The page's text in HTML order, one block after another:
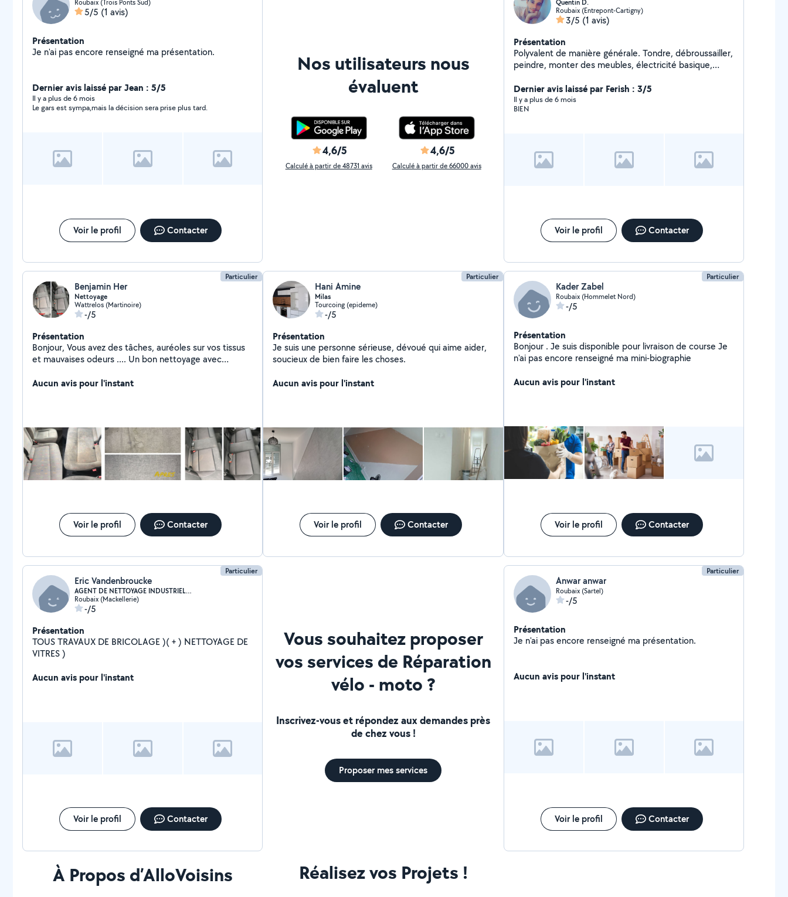
Roubaix (Trois Ponts Sud)
5/5 (1 avis)
Présentation
Je n'ai pas encore renseigné ma présentation.
Dernier avis laissé par Jean : 5/5
Il y a plus de 6 mois
Le gars est sympa,mais la décision sera prise plus tard.
Voir le profil Contacter
Nos utilisateurs nous
évaluent
4,6/5
Calculé à partir de 48731 avis
4,6/5
Calculé à partir de 66000 avis
Quentin D.
Roubaix (Entrepont-Cartigny)
3/5 (1 avis)
Présentation
Polyvalent de manière générale. Tondre, débroussailler,
peindre, monter des meubles, électricité basique,
Dernier avis laissé par Ferish : 3/5
Il y a plus de 6 mois
BIEN
Voir le profil Contacter
Particulier
Benjamin Her
Nettoyage
Wattrelos (Martinoire)
-/5
Présentation
Bonjour, Vous avez des tâches, auréoles sur vos tissus
et mauvaises odeurs .... Un bon nettoyage avec
bien et ravivera les couleurs de vos tissus.
Aucun avis pour l'instant
Voir le profil Contacter
Particulier
Hani Amine
Milas
Tourcoing (epideme)
-/5
Présentation
Je suis une personne sérieuse, dévoué qui aime aider,
soucieux de bien faire les choses.
Aucun avis pour l'instant
Voir le profil Contacter
Particulier
Kader Zabel
Roubaix (Hommelet Nord)
-/5
Présentation
Bonjour . Je suis disponible pour livraison de course Je
n'ai pas encore renseigné ma mini-biographie
Aucun avis pour l'instant
Voir le profil Contacter
Particulier
Eric Vandenbroucke
AGENT DE NETTOYAGE INDUSTRIEL ( 20 ANS )( EXP ..
Roubaix (Mackellerie)
-/5
Présentation
TOUS TRAVAUX DE BRICOLAGE )( + ) NETTOYAGE DE
VITRES )
Aucun avis pour l'instant
Voir le profil Contacter
Vous souhaitez proposer
vos services de Réparation
vélo - moto ?
Inscrivez-vous et répondez aux demandes près
de chez vous !
Proposer mes services
Particulier
Anwar anwar
Roubaix (Sartel)
-/5
Présentation
Je n'ai pas encore renseigné ma présentation.
Aucun avis pour l'instant
Voir le profil Contacter
À Propos d’AlloVoisins Réalisez vos Projets !